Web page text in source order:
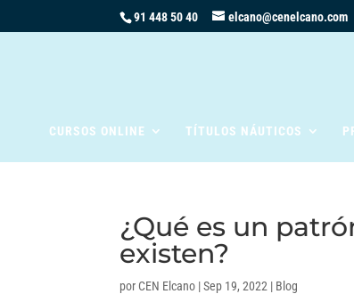
91 448 50 40 elcano@cenelcano.com
CURSOS ONLINE TÍTULOS NÁUTICOS
¿Qué es un
existen?
por CEN Elcano |Sep 19, 2022 | Blog